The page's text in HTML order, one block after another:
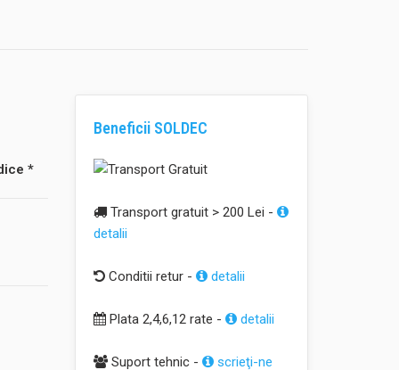
*
Beneficii SOLDEC
Transport gratuit > 200 Lei -
detalii
Conditii retur - detalii
Plata 2,4,6,12 rate - detalii
Suport tehnic - scrieţi-ne